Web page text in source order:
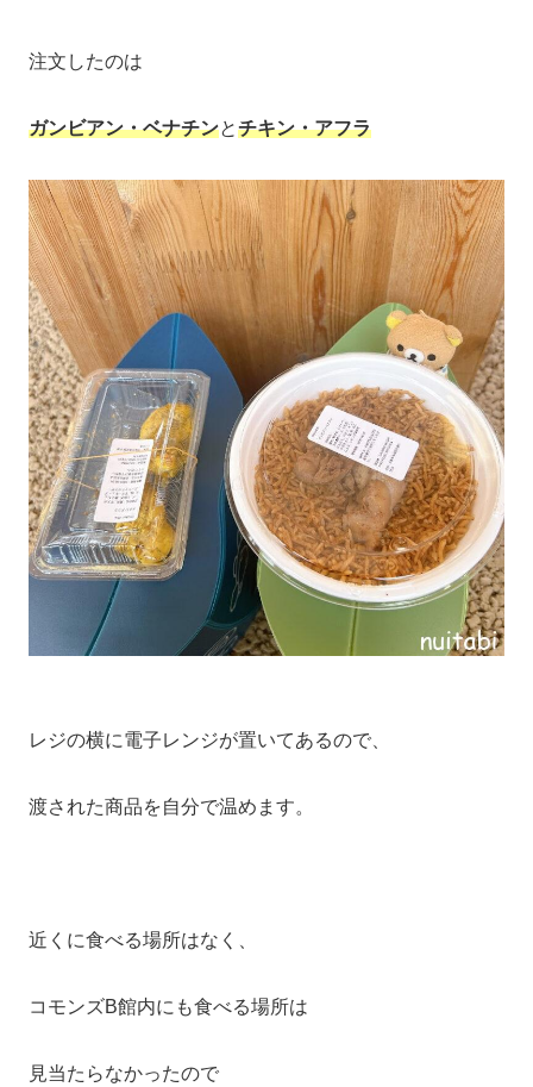
注文したのは
ガンビアン・ベナチンとチキン・アフラ
レジの横に電子レンジが置いてあるので、
渡された商品を自分で温めます。
近くに食べる場所はなく、
コモンズB館内にも食べる場所は
見当たらなかったので